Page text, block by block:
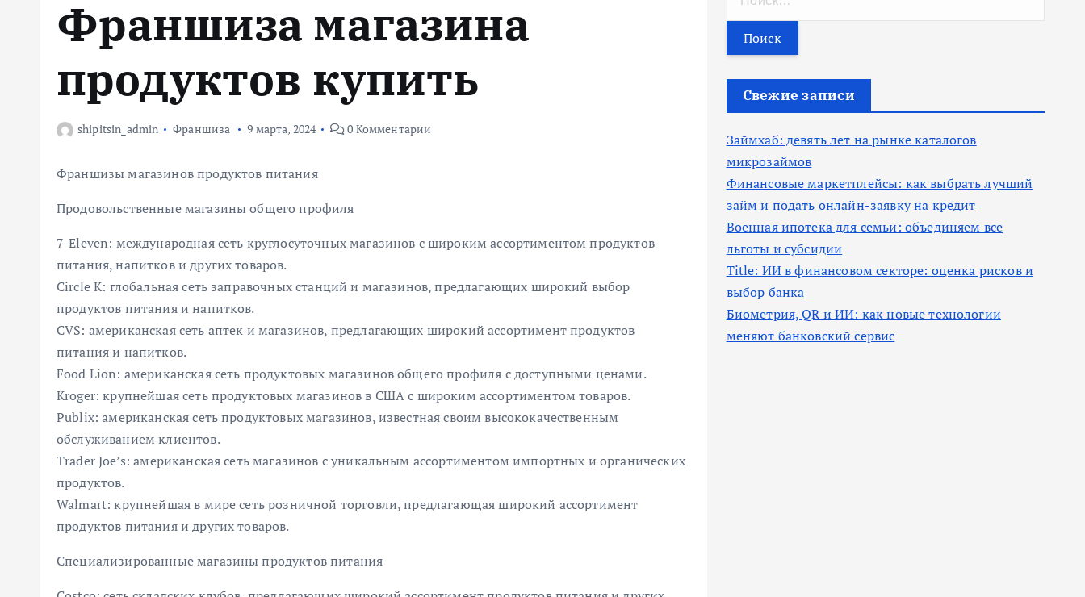
Франшиза магазина
продуктов купить
shipitsin_admin Франшиза 9 марта, 2024 0 Комментарии
Франшизы магазинов продуктов питания
Продовольственные магазины общего профиля
7-Eleven: международная сеть круглосуточных магазинов с широким ассортиментом продуктов
питания, напитков и других товаров.
Circle K: глобальная сеть заправочных станций и магазинов, предлагающих широкий выбор
продуктов питания и напитков.
CVS: американская сеть аптек и магазинов, предлагающих широкий ассортимент продуктов
питания и напитков.
Food Lion: американская сеть продуктовых магазинов общего профиля с доступными ценами.
Kroger: крупнейшая сеть продуктовых магазинов в США с широким ассортиментом товаров.
Publix: американская сеть продуктовых магазинов, известная своим высококачественным
обслуживанием клиентов.
Trader Joe’s: американская сеть магазинов с уникальным ассортиментом импортных и органических
продуктов.
Walmart: крупнейшая в мире сеть розничной торговли, предлагающая широкий ассортимент
продуктов питания и других товаров.
Специализированные магазины продуктов питания
т
и
Свежие записи
Займхаб: девять лет на рынке каталогов
микрозаймов
Финансовые маркетплейсы: как выбрать лучший
займ и подать онлайн-заявку на кредит
Военная ипотека для семьи: объединяем все
льготы и субсидии
Title: ИИ в финансовом секторе: оценка рисков и
выбор банка
Биометрия, QR и ИИ: как новые технологии
меняют банковский сервис